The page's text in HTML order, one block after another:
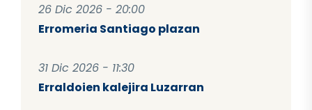
26 Dic 2026 - 20:00
Erromeria Santiago plazan
31 Dic 2026 - 11:30
Erraldoien kalejira Luzarran